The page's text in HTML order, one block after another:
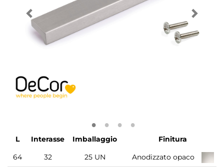
L Interasse Imballaggio
Finitura
64
32 25 UN Anodizzato opaco